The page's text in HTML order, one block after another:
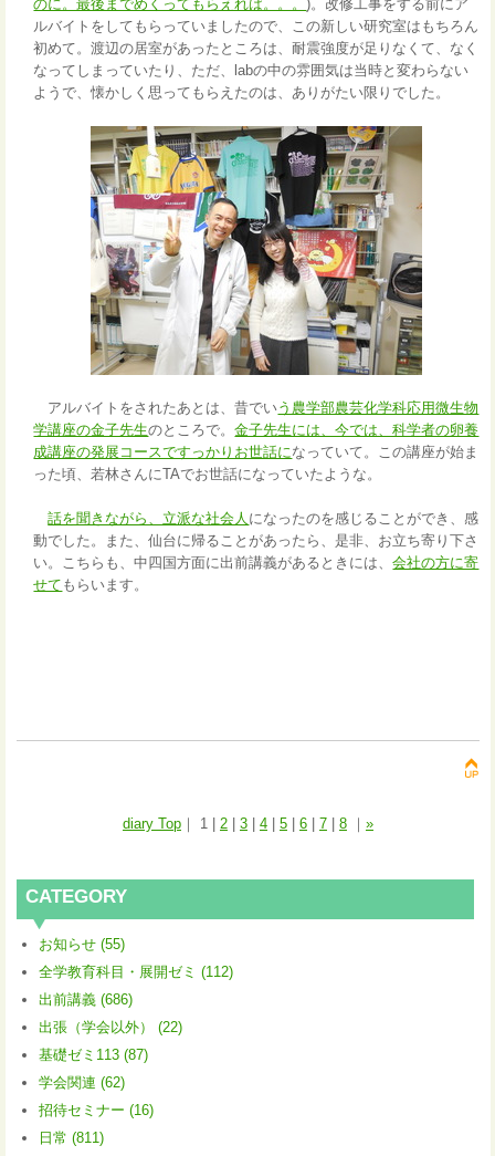
のに。最後までめくってもらえれば。。。 )。改修工事をする前にア
ルバイトをしてもらっていましたので、この新しい研究室はもちろん
初めて。渡辺の居室があったところは、耐震強度が足りなくて、なく
なってしまっていたり、ただ、labの中の雰囲気は当時と変わらない
ようで、懐かしく思ってもらえたのは、ありがたい限りでした。
アルバイトをされたあとは、昔でいう農学部農芸化学科応用微生物
学講座の金子先生のところで。金子先生には、今では、科学者の卵養
成講座の発展コースですっかりお世話になっていて。この講座が始ま
った頃、若林さんにTAでお世話になっていたような。
話を聞きながら、立派な社会人 になったのを感じることができ、感
動でした。また、仙台に帰ることがあったら、是非、お立ち寄り下さ
い。こちらも、中四国方面に出前講義があるときには、会社の方に寄
せて もらいます。
diary Top｜ 1| 2| 3| 4| 5| 6| 7| 8 ｜ »
CATEGORY
お知らせ (55)
全学教育科目・展開ゼミ (112)
出前講義 (686)
出張（学会以外） (22)
基礎ゼミ113 (87)
学会関連 (62)
招待セミナー (16)
日常 (811)